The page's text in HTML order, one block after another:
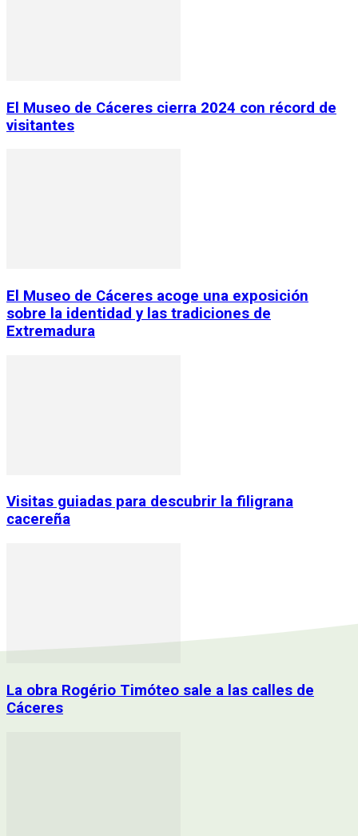
El Museo de Cáceres cierra 2024 con récord de
visitantes
El Museo de Cáceres acoge una exposición
sobre la identidad y las tradiciones de
Extremadura
Visitas guiadas para descubrir la filigrana
cacereña
La obra Rogério Timóteo sale a las calles de
Cáceres